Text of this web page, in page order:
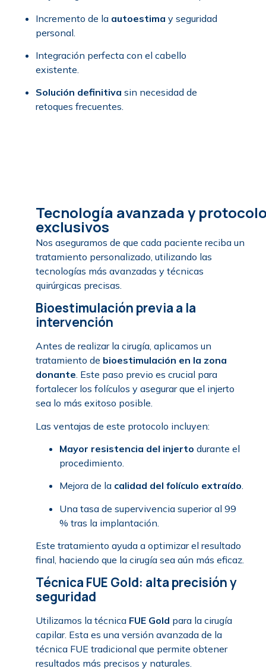
Incremento de la autoestima y seguridad
personal.
Integración perfecta con el cabello
existente.
Solución definitiva sin necesidad de
retoques frecuentes.
Tecnología avanzada y
exclusivos
Nos aseguramos de que cada paciente reciba un
tratamiento personalizado, utilizando las
tecnologías más avanzadas y técnicas
quirúrgicas precisas.
Bioestimulación previa a la
intervención
Antes de realizar la cirugía, aplicamos un
tratamiento de bioestimulación en la zona
donante. Este paso previo es crucial para
fortalecer los folículos y asegurar que el injerto
sea lo más exitoso posible.
Las ventajas de este protocolo incluyen:
Mayor resistencia del injerto durante el
procedimiento.
Mejora de la calidad del folículo extraído.
Una tasa de supervivencia superior al 99
% tras la implantación.
Este tratamiento ayuda a optimizar el resultado
final, haciendo que la cirugía sea aún más eficaz.
Técnica FUE Gold: alta precisión y
seguridad
Utilizamos la técnica FUE Gold para la cirugía
capilar. Esta es una versión avanzada de la
técnica FUE tradicional que permite obtener
resultados más precisos y naturales.